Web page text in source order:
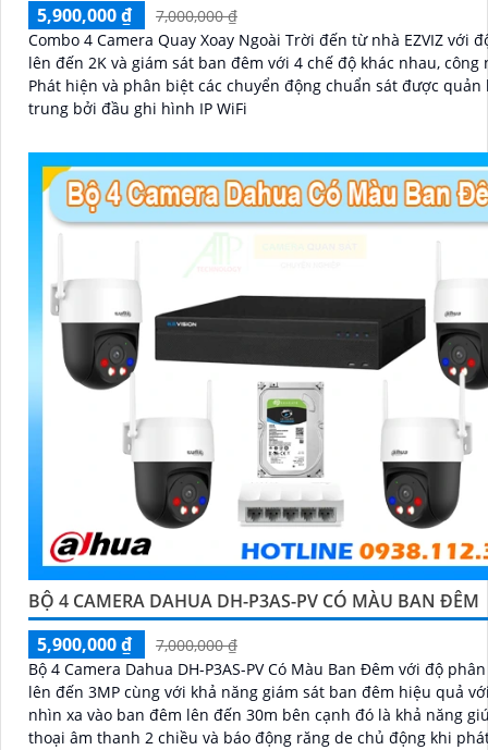
5,900,000 ₫
7,000,000 ₫
Combo 4 Camera Quay Xoay Ngoài Trời đến từ nhà EZVIZ với
lên đến 2K và giám sát ban đêm với 4 chế độ khác nhau, công
Phát hiện và phân biệt các chuyển động chuẩn sát được quản
trung bởi đầu ghi hình IP WiFi
BỘ 4 CAMERA DAHUA DH-P3AS-PV CÓ MÀU BAN ĐÊM
5,900,000 ₫
7,000,000 ₫
Bộ 4 Camera Dahua DH-P3AS-PV Có Màu Ban Đêm với độ
lên đến 3MP cùng với khả năng giám sát ban đêm hiệu quả
nhìn xa vào ban đêm lên đến 30m bên cạnh đó là khả năng
thoại âm thanh 2 chiều và báo động răng de chủ động khi